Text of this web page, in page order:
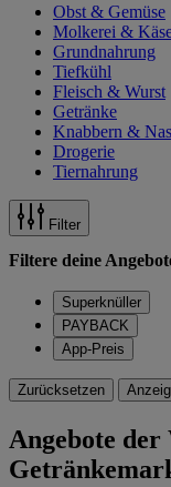
Obst & Gemüse
Molkerei &
Grundnahrung
Tiefkühl
Fleisch & Wurst
Getränke
Knabbern &
Drogerie
Tiernahrung
Filter
Filtere deine
Superknüller
PAYBACK
App-Preis
Zurücksetzen
Angebote der